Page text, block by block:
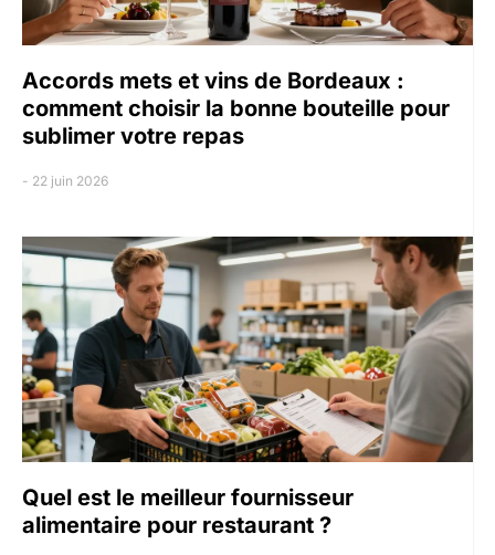
Accords mets et vins de Bordeaux :
comment choisir la bonne bouteille pour
sublimer votre repas
22 juin 2026
Quel est le meilleur fournisseur
alimentaire pour restaurant ?